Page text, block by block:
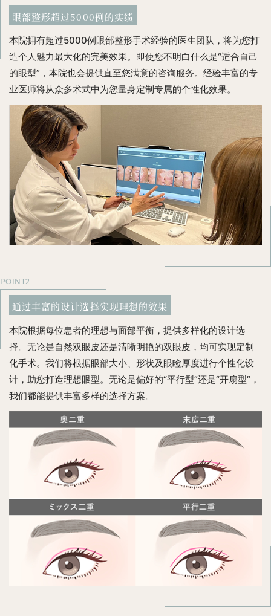
眼部整形超过5000例的实绩
本院拥有超过5000例眼部整形手术经验的医生团队，将为您打
造个人魅力最大化的完美效果。即使您不明白什么是“适合自己
的眼型”，本院也会提供直至您满意的咨询服务。经验丰富的专
业医师将从众多术式中为您量身定制专属的个性化效果。
POINT2
通过丰富的设计选择实现理想的效果
本院根据每位患者的理想与面部平衡，提供多样化的设计选
择。无论是自然双眼皮还是清晰明艳的双眼皮，均可实现定制
化手术。我们将根据眼部大小、形状及眼睑厚度进行个性化设
计，助您打造理想眼型。无论是偏好的“平行型”还是“开扇型”，
我们都能提供丰富多样的选择方案。